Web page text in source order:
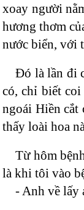
xoay người
hương thơm
nước biển, với
Đó là lần đi
có, chỉ biết
ngoái Hiền cắt
thấy loài hoa
Từ hôm
là khi tôi vào
- Anh về lấy